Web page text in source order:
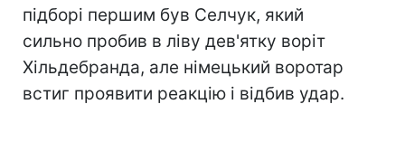
підборі першим був Селчук, який
сильно пробив в ліву дев'ятку воріт
Хільдебранда, але німецький воротар
встиг проявити реакцію і відбив удар.